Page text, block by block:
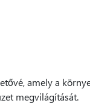
amely a
megvilágítását.